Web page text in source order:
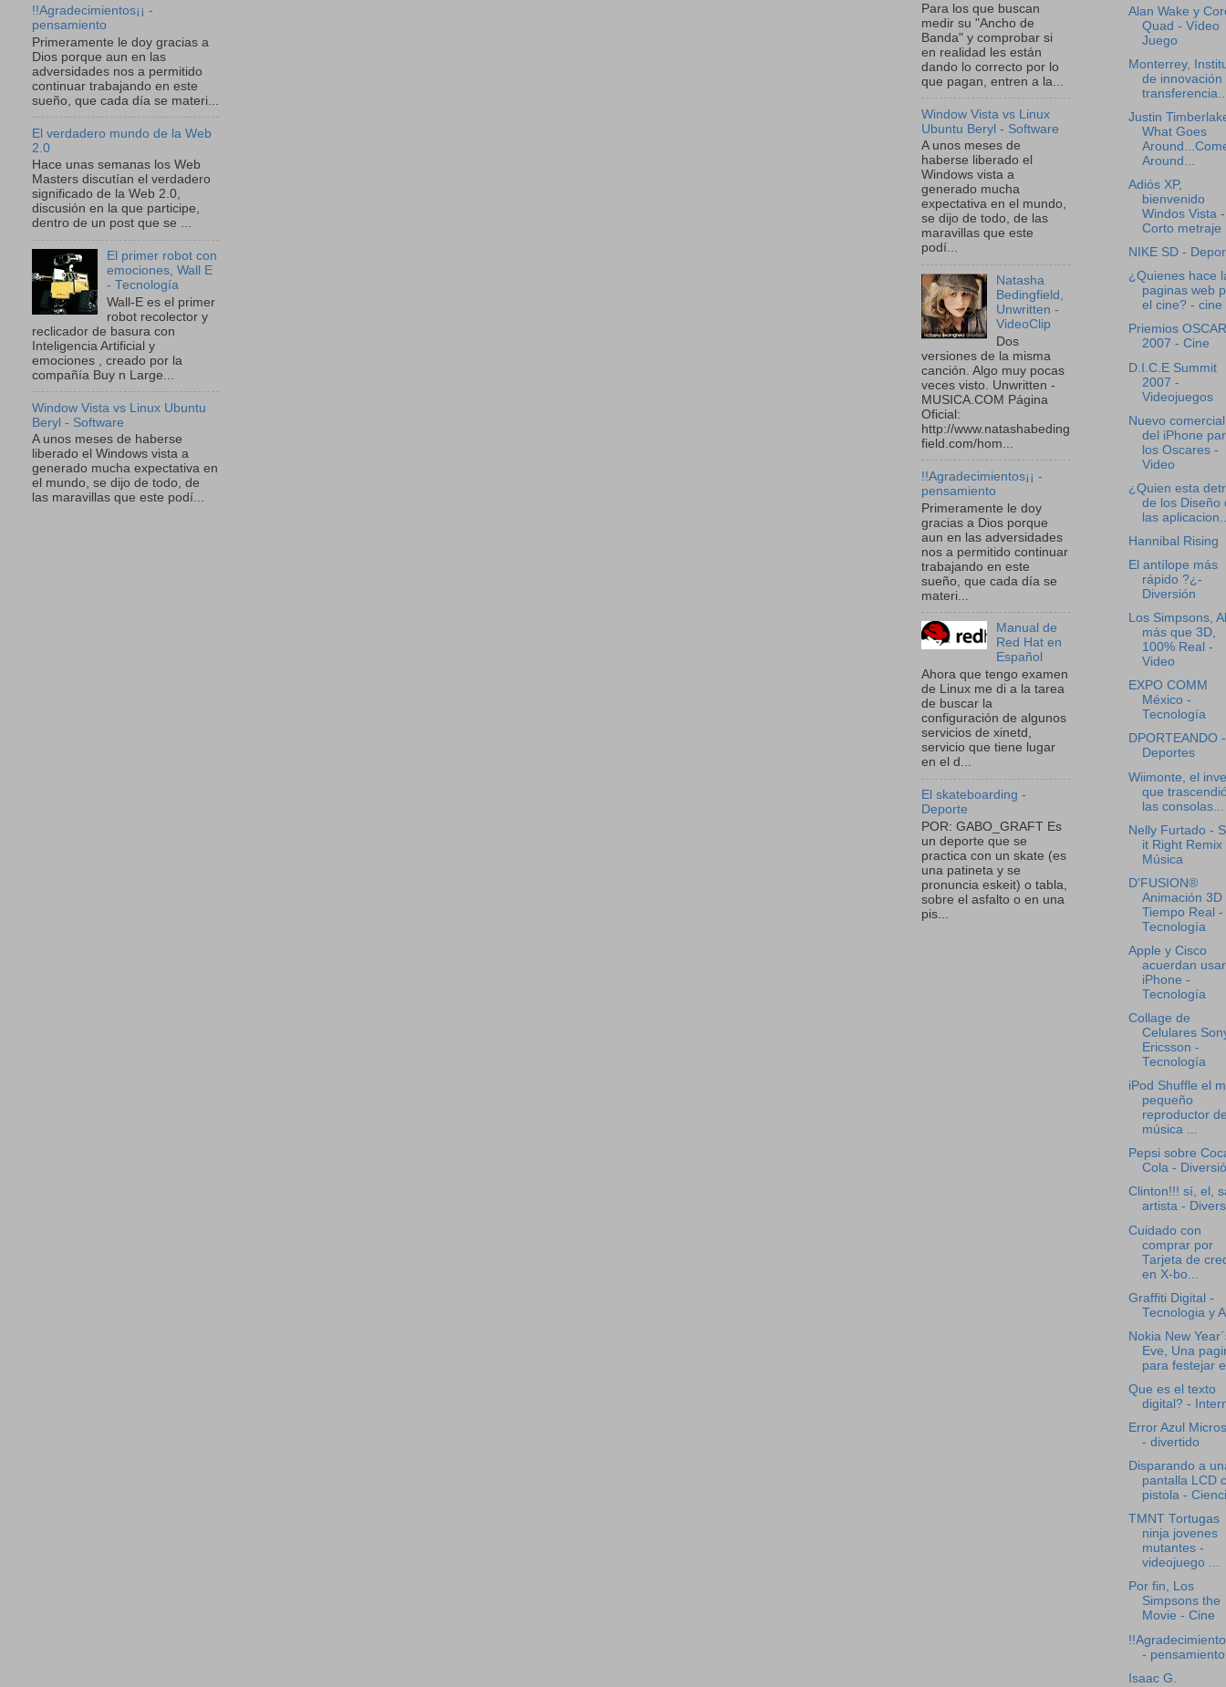
!!Agradecimientos¡¡ -
pensamiento
Primeramente le doy gracias a
Dios porque aun en las
adversidades nos a permitido
continuar trabajando en este
sueño, que cada día se materi...
El verdadero mundo de la Web
2.0
Hace unas semanas los Web
Masters discutían el verdadero
significado de la Web 2.0,
discusión en la que participe,
dentro de un post que se ...
El primer robot con
emociones, Wall E
- Tecnología
Wall-E es el primer
robot recolector y
reclicador de basura con
Inteligencia Artificial y
emociones , creado por la
compañía Buy n Large...
Window Vista vs Linux Ubuntu
Beryl - Software
A unos meses de haberse
liberado el Windows vista a
generado mucha expectativa en
el mundo, se dijo de todo, de
las maravillas que este podí...
Para los que buscan
medir su "Ancho de
Banda" y comprobar si
en realidad les están
dando lo correcto por lo
que pagan, entren a la...
Window Vista vs Linux
Ubuntu Beryl - Software
A unos meses de
haberse liberado el
Windows vista a
generado mucha
expectativa en el mundo,
se dijo de todo, de las
maravillas que este
podí...
Natasha
Bedingfield,
Unwritten -
VideoClip
Dos
versiones de la misma
canción. Algo muy pocas
veces visto. Unwritten -
MUSICA.COM Página
Oficial:
http://www.natashabeding
field.com/hom...
!!Agradecimientos¡¡ -
pensamiento
Primeramente le doy
gracias a Dios porque
aun en las adversidades
nos a permitido continuar
trabajando en este
sueño, que cada día se
materi...
Manual de
Red Hat en
Español
Ahora que tengo examen
de Linux me di a la tarea
de buscar la
configuración de algunos
servicios de xinetd,
servicio que tiene lugar
en el d...
El skateboarding -
Deporte
POR: GABO_GRAFT Es
un deporte que se
practica con un skate (es
una patineta y se
pronuncia eskeit) o tabla,
sobre el asfalto o en una
pis...
Alan Wake y
Quad - Vídeo
Juego
Monterrey,
de innovación
Justin
What Goes
Around...
Adiós XP,
bienvenido
Windos Vista -
Corto metraje
NIKE SD -
¿Quienes hace
paginas web
el cine? - cine
Priemios OSCAR
2007 - Cine
D.I.C.E Summit
2007 -
Videojuegos
Nuevo comercial
del iPhone
los Oscares -
Video
¿Quien esta
de los Diseño
las
Hannibal Rising
El antílope más
rápido ?¿-
Diversión
Los Simpsons,
más que 3D,
100% Real -
Video
EXPO COMM
México -
Tecnología
DPORTEANDO -
Deportes
Wiimonte, el
que
las consolas...
Nelly Furtado -
it Right Remix
Música
D'FUSION®
Animación 3D
Tiempo Real -
Tecnología
Apple y Cisco
acuerdan usar
iPhone -
Tecnología
Collage de
Celulares
Ericsson -
Tecnología
iPod Shuffle el
pequeño
reproductor
música ...
Pepsi sobre
Cola -
Clinton!!! sí, el,
artista -
Cuidado con
comprar por
Tarjeta de
en X-bo...
Graffiti Digital -
Tecnologia y
Nokia New
Eve, Una
para festejar
Que es el texto
digital? -
Error Azul
- divertido
Disparando a
pantalla LCD
pistola -
TMNT Tortugas
ninja jovenes
mutantes -
videojuego ...
Por fin, Los
Simpsons the
Movie - Cine
- pensamiento
Isaac G.